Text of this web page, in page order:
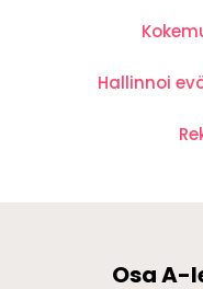
Hallinnoi
Osa A-